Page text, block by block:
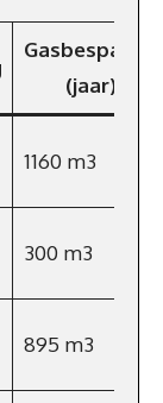
Gasbesparing
(jaar)
1160 m3
300 m3
895 m3